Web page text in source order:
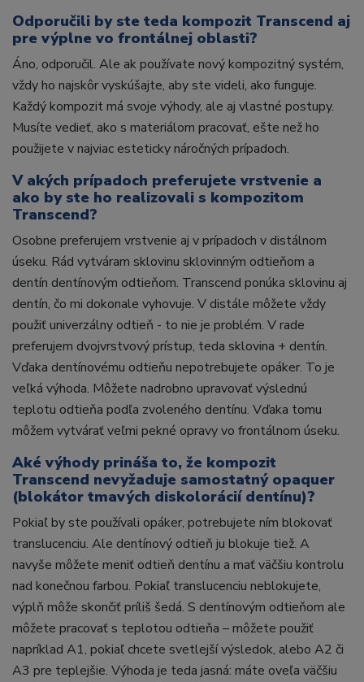
Odporučili by ste teda kompozit Transcend aj
pre výplne vo frontálnej oblasti?
Áno, odporučil. Ale ak používate nový kompozitný systém,
vždy ho najskôr vyskúšajte, aby ste videli, ako funguje.
Každý kompozit má svoje výhody, ale aj vlastné postupy.
Musíte vedieť, ako s materiálom pracovať, ešte než ho
použijete v najviac esteticky náročných prípadoch.
V akých prípadoch preferujete vrstvenie a
ako by ste ho realizovali s kompozitom
Transcend?
Osobne preferujem vrstvenie aj v prípadoch v distálnom
úseku. Rád vytváram sklovinu sklovinným odtieňom a
dentín dentínovým odtieňom. Transcend ponúka sklovinu aj
dentín, čo mi dokonale vyhovuje. V distále môžete vždy
použiť univerzálny odtieň - to nie je problém. V rade
preferujem dvojvrstvový prístup, teda sklovina + dentín.
Vďaka dentínovému odtieňu nepotrebujete opáker. To je
veľká výhoda. Môžete nadrobno upravovať výslednú
teplotu odtieňa podľa zvoleného dentínu. Vďaka tomu
môžem vytvárať veľmi pekné opravy vo frontálnom úseku.
Aké výhody prináša to, že kompozit
Transcend nevyžaduje samostatný opaquer
(blokátor tmavých diskolorácií dentínu)?
Pokiaľ by ste používali opáker, potrebujete ním blokovať
translucenciu. Ale dentínový odtieň ju blokuje tiež. A
navyše môžete meniť odtieň dentínu a mať väčšiu kontrolu
nad konečnou farbou. Pokiaľ translucenciu neblokujete,
výplň môže skončiť príliš šedá. S dentínovým odtieňom ale
môžete pracovať s teplotou odtieňa – môžete použiť
napríklad A1, pokiaľ chcete svetlejší výsledok, alebo A2 či
A3 pre teplejšie. Výhoda je teda jasná: máte oveľa väčšiu